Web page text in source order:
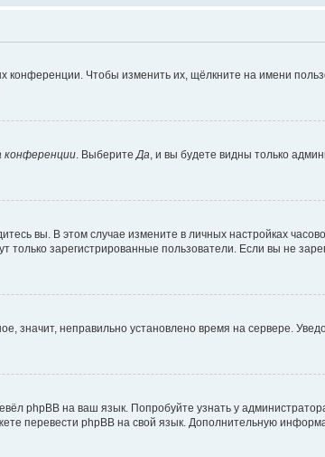
конференции. Чтобы изменить их, щёлкните на имени
конференции . Выберите Да , и вы будете видны только
вы. В этом случае измените в личных настройках
только зарегистрированные пользователи. Если вы не
значит, неправильно установлено время на сервере.
phpBB на ваш язык. Попробуйте узнать у
перевести phpBB на свой язык. Дополнительную